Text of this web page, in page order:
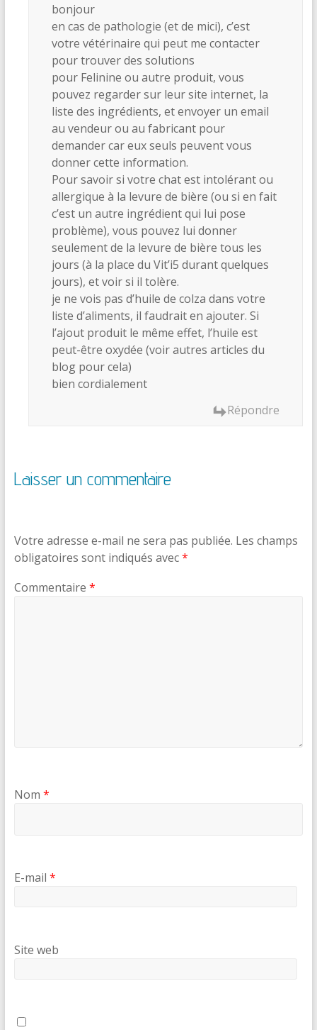
bonjour
en cas de pathologie (et de mici), c’est
votre vétérinaire qui peut me contacter
pour trouver des solutions
pour Felinine ou autre produit, vous
pouvez regarder sur leur site internet, la
liste des ingrédients, et envoyer un email
au vendeur ou au fabricant pour
demander car eux seuls peuvent vous
donner cette information.
Pour savoir si votre chat est intolérant ou
allergique à la levure de bière (ou si en fait
c’est un autre ingrédient qui lui pose
problème), vous pouvez lui donner
seulement de la levure de bière tous les
jours (à la place du Vit’i5 durant quelques
jours), et voir si il tolère.
je ne vois pas d’huile de colza dans votre
liste d’aliments, il faudrait en ajouter. Si
l’ajout produit le même effet, l’huile est
peut-être oxydée (voir autres articles du
blog pour cela)
bien cordialement
Répondre
Laisser un commentaire
Votre adresse e-mail ne sera pas publiée. Les champs
obligatoires sont indiqués avec*
Commentaire *
Nom *
E-mail *
Site web